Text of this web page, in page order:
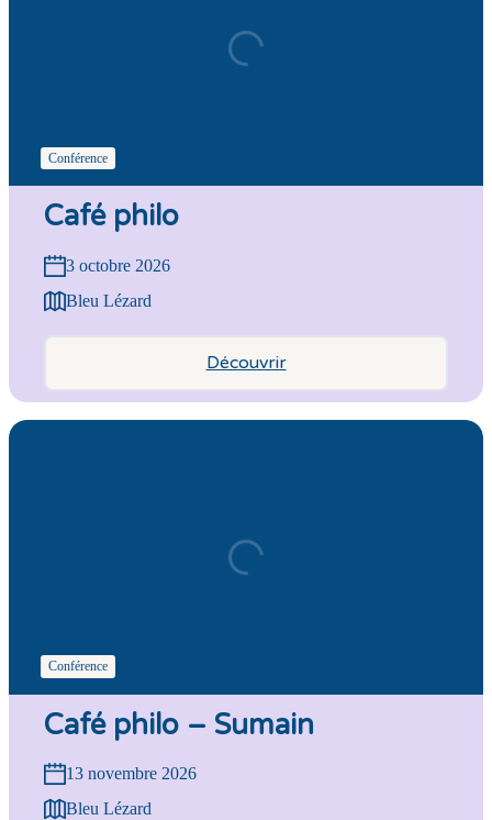
Conférence
Café philo
3 octobre 2026
Bleu Lézard
Découvrir
Conférence
Café philo – Sumain
13 novembre 2026
Bleu Lézard